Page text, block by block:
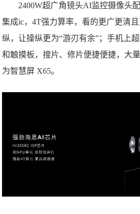
2400W超广角镜头AI监控摄像头配
集成ic，4T强力算率，看的更广更清
纵，让操纵更为“游刃有余”；手机上
和触摸板，搜片、修片便捷便捷，大
为智慧屏 X65。